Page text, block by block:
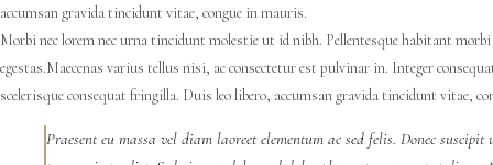
accumsan gravida tincidunt vitae, congue in mauris.
Morbi nec lorem nec urna tincidunt molestie ut id nibh. Pellentesque habitant
egestas.Maecenas varius tellus nisi, ac consectetur est pulvinar in. Integer
scelerisque consequat fringilla. Duis leo libero, accumsan gravida tincidunt vitae,
Praesent eu massa vel diam laoreet elementum ac sed felis. Donec